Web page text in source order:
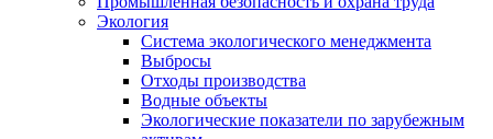
Экология
Система экологического менеджмента
Выбросы
Отходы производства
Водные объекты
Экологические показатели по зарубежным